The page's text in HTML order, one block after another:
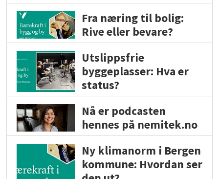
Fra næring til bolig:
Rive eller bevare?
Utslippsfrie
byggeplasser: Hva er
status?
Nå er podcasten
hennes på nemitek.no
Ny klimanorm i Bergen
kommune: Hvordan ser